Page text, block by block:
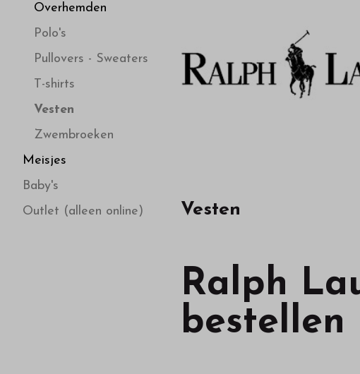
onze
webshop
Overhemden
Polo's
Pullovers - Sweaters
T-shirts
Vesten
Zwembroeken
Meisjes
Baby's
Outlet (alleen online)
Vesten
Ralph
bestellen